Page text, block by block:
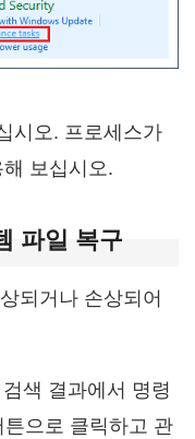
시오. 프로세스가
보십시오.
파일 복구
되거나 손상되어
색 결과에서 명령
으로 클릭하고 관